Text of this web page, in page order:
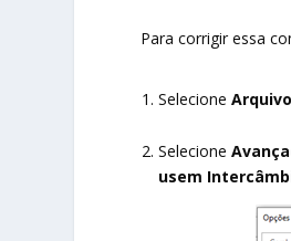
Para corrigir essa
SelecioneArquivo
Selecione
usem